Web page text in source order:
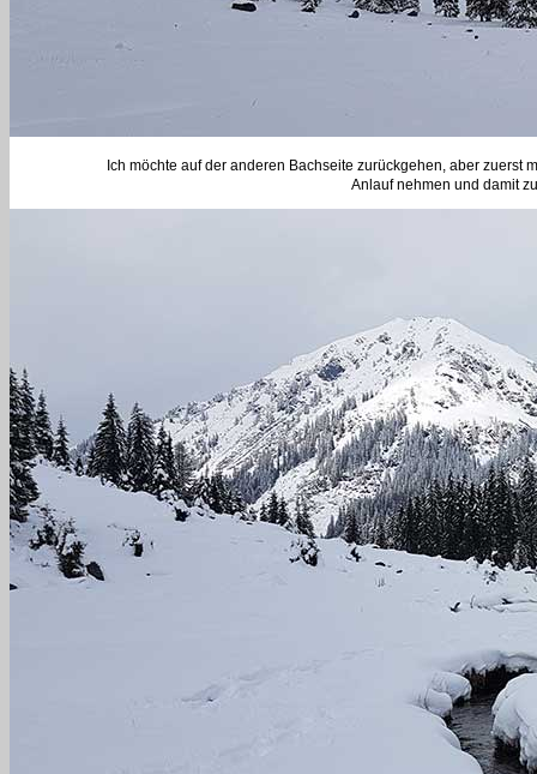
Ich möchte auf der anderen Bachseite zurückgehen, aber
Anlauf nehmen und damit